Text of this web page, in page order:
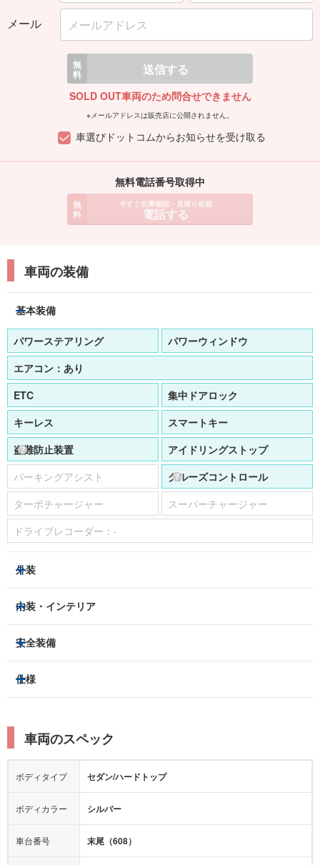
メール
無
料 送信する
SOLD OUT車両のため問合せできません
※メールアドレスは販売店に公開されません。
車選びドットコムからお知らせを受け取る
無料電話番号取得中
無
料
今すぐ在庫確認・見積り依頼
電話する
車両の装備
基本装備
パワーステアリング
パワーウィンドウ
エアコン： あり
ETC
集中ドアロック
キーレス
スマートキー
盗難防止装置
アイドリングストップ
パーキングアシスト
クルーズコントロール
ターボチャージャー
スーパーチャージャー
ドライブレコーダー： -
外装
LEDヘッドライト
アルミホイール：20インチ
サンルーフ/ガラスルーフ
ルーフレール
エアロパーツ
ローダウン
内装・インテリア
3列シート
ベンチシート
パワーシート
シートヒーター
カーナビ：HDDナビ
CD ミュージックサーバー
安全装備
トラクションコントロール
レーンキープアシスト
横滑り防止装置
衝突被害軽減プレーキ
カメラ：バック
エアバッグ：
ダブルエアバッグ
衝撃緩和ヘッドレスト
仕様
車両のスペック
ボディタイプ セダン/ハードトップ
ボディカラー シルバー
車台番号 末尾（608）